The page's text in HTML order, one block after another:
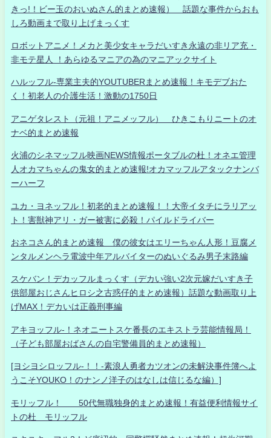
きっ!！ビー玉のおいぬさん的まとめ速報） 話題な事件からおも
しろ動画まで取り上げまっくす
ロボットアニメ！メカと美少女キャラだいすき永遠の非リア充・
非モテ星人 ！あらゆるマニアの為のマニアックサイト
ハルッフル-専業主夫的YOUTUBERまとめ速報！キモデブおた
く！初老人の介護生活！激動の1750日
アニゲタレスト（元祖！アニメッフル） ひきこもりニートのオ
ナベ的まとめ速報
火浦のシネマッフル映画NEWS情報ポータブルの杜！オネエ管理
人オカマちゃんの鬼女的まとめ速報!オカマッフルアタックナンバ
ーハーフ
ユカ・ヨネッフル！初老的まとめ速報！！大帝イタチにラリアッ
ト！害獣神アリ・ガー被害に必殺！パイルドライバー
おネコさん的まとめ速報 僕の彼女はエリーちゃん人形！豆腐メ
ンタルメンヘラ電波中年アルバイターのぬいぐるみ男子末路編
スケバン！デカッフルまっくす（デカい強い2次元嫁だいすき子
供部屋おじさんヒロシ之古惑仔的まとめ速報）話題な動画取り上
げMAX！デカいは正義刑事編
アキヨッフル-！ネオニートスケ番長のエキストラ芸能情報局！
（子ども部屋おばさんの自宅警備員的まとめ速報）
[ヨシヨシロッフル-！！-素浪人勇者カツオンの未解決事件簿へよ
うこそYOUKO！のナンノ洋子のはなしは信じるな編）]
モリッフル！ 50代無職独身的まとめ速報！有益便利情報サイ
トの杜 モリッフル